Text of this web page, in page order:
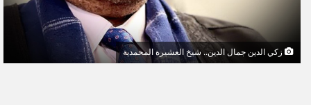
ر
و
ن
زكي الدين جمال الدين.. شيخ العشيرة المحمدية